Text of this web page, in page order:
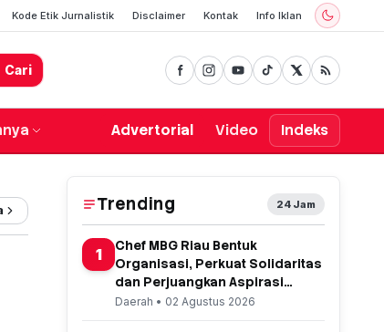
Kode Etik Jurnalistik Disclaimer Kontak Info Iklan
Cari
Advertorial Video Indeks
Trending 24 Jam
1
Chef MBG Riau Bentuk
Organisasi, Perkuat Solidaritas
dan Perjuangkan Aspirasi
Profesi
Daerah • 02 Agustus 2026